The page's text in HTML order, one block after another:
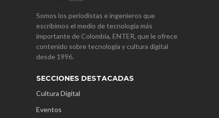
Somos los periodistas e ingenieros que
escribimos el medio de tecnología más
importante de Colombia, ENTER, que le ofrece
contenido sobre tecnología y cultura digital
desde 1996.
SECCIONES DESTACADAS
Cultura Digital
Eventos